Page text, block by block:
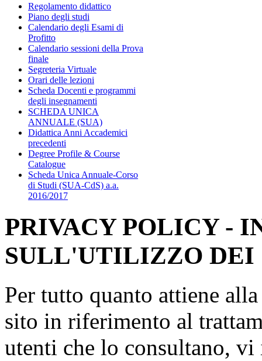
Regolamento didattico
Piano degli studi
Calendario degli Esami di
Profitto
Calendario sessioni della Prova
finale
Segreteria Virtuale
Orari delle lezioni
Scheda Docenti e programmi
degli insegnamenti
SCHEDA UNICA
ANNUALE (SUA)
Didattica Anni Accademici
precedenti
Degree Profile & Course
Catalogue
Scheda Unica Annuale-Corso
di Studi (SUA-CdS) a.a.
2016/2017
PRIVACY POLICY -
SULL'UTILIZZO DEI
Per tutto quanto attiene
sito in riferimento al
utenti che lo consultano,